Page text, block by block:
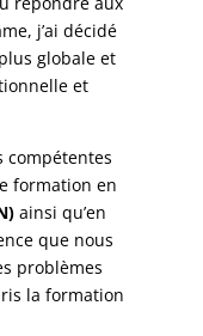
j’ai décidé
globale et
et
compétentes
formation en
ainsi qu’en
que nous
problèmes
la formation